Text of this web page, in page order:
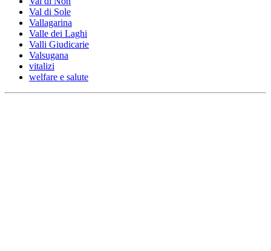
Val di Sole
Vallagarina
Valle dei Laghi
Valli Giudicarie
Valsugana
vitalizi
welfare e salute